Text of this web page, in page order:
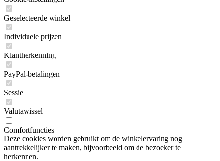
Geselecteerde winkel
Individuele prijzen
Klantherkenning
PayPal-betalingen
Sessie
Valutawissel
Comfortfuncties
Deze cookies worden gebruikt om de winkelervaring nog
aantrekkelijker te maken, bijvoorbeeld om de bezoeker te
herkennen.